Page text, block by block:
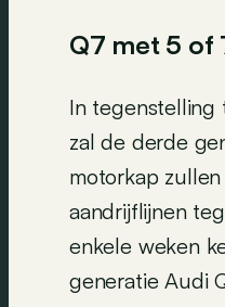
Q7 met 5 of
In tegenstelling
zal de derde
motorkap
aandrijflijnen
enkele weken
generatie Audi